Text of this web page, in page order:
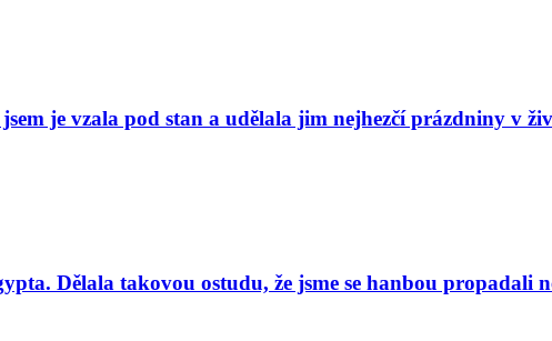
je vzala pod stan a udělala jim nejhezčí prázdniny v
Dělala takovou ostudu, že jsme se hanbou propadali